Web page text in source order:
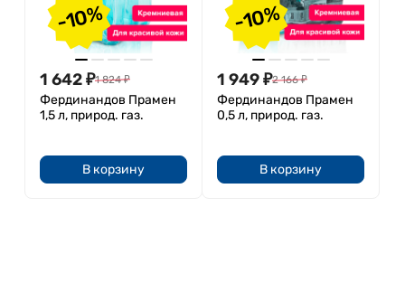
-10%
1 642₽1 824 ₽
Фердинандов Прамен
1,5 л, природ. газ.
В корзину
-10%
1 949₽2 166 ₽
Фердинандов Прамен
0,5 л, природ. газ.
В корзину